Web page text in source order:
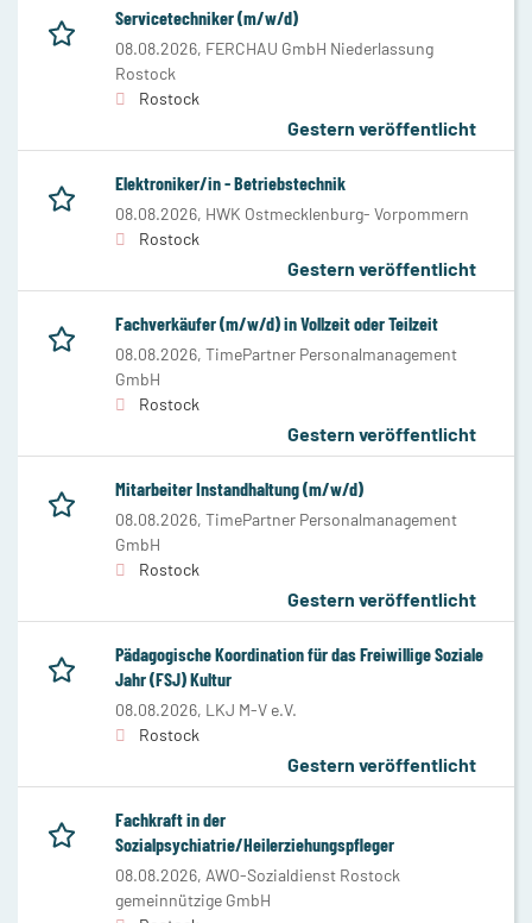
Servicetechniker (m/w/d)
08.08.2026, FERCHAU GmbH Niederlassung
Rostock
Rostock
Gestern veröffentlicht
Elektroniker/in - Betriebstechnik
08.08.2026, HWK Ostmecklenburg- Vorpommern
Rostock
Gestern veröffentlicht
Fachverkäufer (m/w/d) in Vollzeit oder Teilzeit
08.08.2026, TimePartner Personalmanagement
GmbH
Rostock
Gestern veröffentlicht
Mitarbeiter Instandhaltung (m/w/d)
08.08.2026, TimePartner Personalmanagement
GmbH
Rostock
Gestern veröffentlicht
Pädagogische Koordination für das Freiwillige Soziale
Jahr (FSJ) Kultur
08.08.2026, LKJ M-V e.V.
Rostock
Gestern veröffentlicht
Fachkraft in der
Sozialpsychiatrie/Heilerziehungspfleger
08.08.2026, AWO-Sozialdienst Rostock
gemeinnützige GmbH